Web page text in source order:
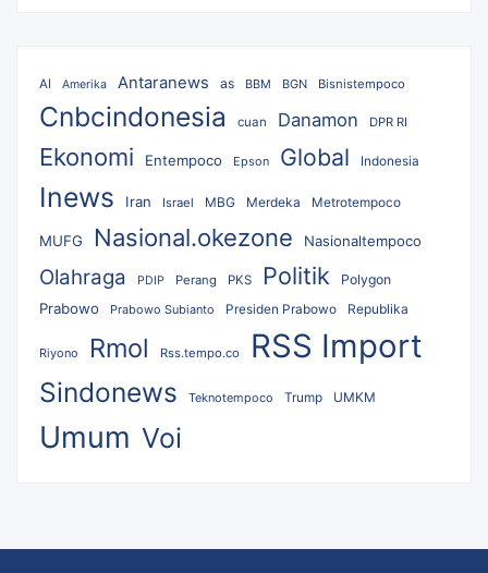
AI Amerika Antaranews as BBM BGN Bisnistempoco
Cnbcindonesia cuan Danamon DPR RI
Ekonomi Entempoco Epson Global Indonesia
Inews Iran Israel MBG Merdeka Metrotempoco
MUFG Nasional.okezone Nasionaltempoco
Olahraga PDIP Perang PKS Politik Polygon
Prabowo Prabowo Subianto Presiden Prabowo Republika
Riyono Rmol Rss.tempo.co RSS Import
Sindonews Teknotempoco Trump UMKM
Umum Voi